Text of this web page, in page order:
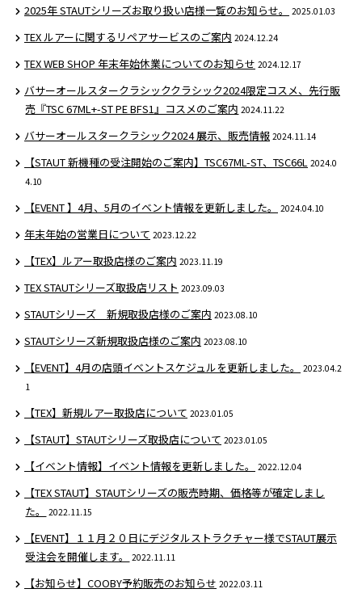
2025年 STAUTシリーズお取り扱い店様一覧のお知らせ。 2025.01.03
TEX ルアーに関するリペアサービスのご案内 2024.12.24
TEX WEB SHOP 年末年始休業についてのお知らせ 2024.12.17
バサーオールスタークラシッククラシック2024限定コスメ、先行販
売『TSC 67ML+-ST PE BFS1』コスメのご案内 2024.11.22
バサーオールスタークラシック2024 展示、販売情報 2024.11.14
【STAUT 新機種の受注開始のご案内】TSC67ML-ST、TSC66L 2024.0
4.10
【EVENT 】4月、5月のイベント情報を更新しました。 2024.04.10
年末年始の営業日について 2023.12.22
【TEX】ルアー取扱店様のご案内 2023.11.19
TEX STAUTシリーズ取扱店リスト 2023.09.03
STAUTシリーズ 新規取扱店様のご案内 2023.08.10
STAUTシリーズ新規取扱店様のご案内 2023.08.10
【EVENT】4月の店頭イベントスケジュルを更新しました。
2023.04.2
1
【TEX】新規ルアー取扱店について 2023.01.05
【STAUT】STAUTシリーズ取扱店について 2023.01.05
【イベント情報】イベント情報を更新しました。 2022.12.04
【TEX STAUT】STAUTシリーズの販売時期、価格等が確定しまし
た。
2022.11.15
【EVENT】１１月２０日にデジタルストラクチャー様でSTAUT展示
受注会を開催します。
2022.11.11
【お知らせ】COOBY予約販売のお知らせ 2022.03.11